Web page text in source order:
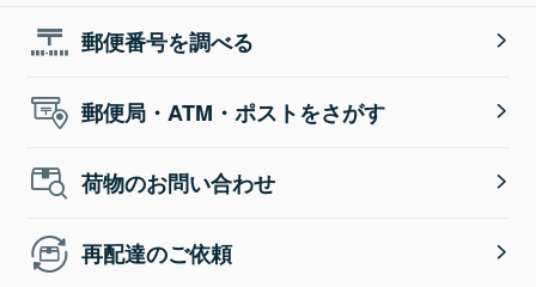
郵便番号を調べる
郵便局・ATM・ポストをさがす
荷物のお問い合わせ
再配達のご依頼